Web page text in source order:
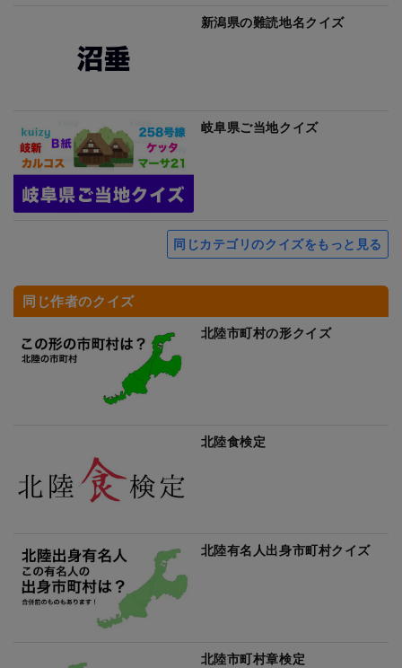
新潟県の難読地名クイズ
岐阜県ご当地クイズ
同じカテゴリのクイズをもっと見る
同じ作者のクイズ
北陸市町村の形クイズ
北陸食検定
北陸有名人出身市町村クイズ
北陸市町村章検定